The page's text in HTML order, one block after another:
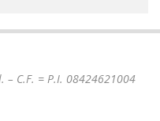
C.F. = P.I. 08424621004